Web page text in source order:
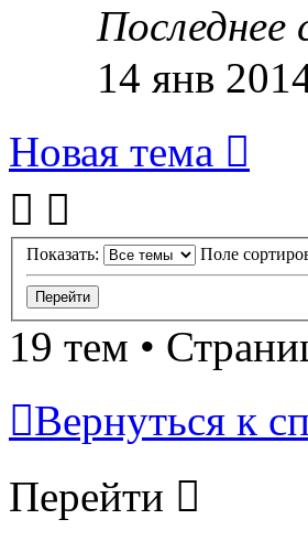
14 янв
Новая тема
Показать: Поле
19 тем •
Вернуться к
Перейти